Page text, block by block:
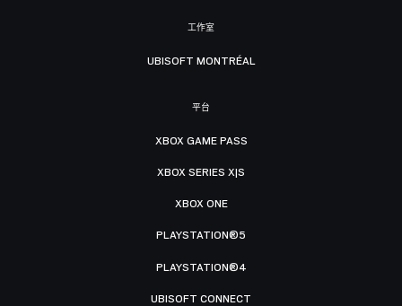
工作室
UBISOFT MONTRÉAL
平台
XBOX GAME PASS
XBOX SERIES X|S
XBOX ONE
PLAYSTATION®5
PLAYSTATION®4
UBISOFT CONNECT